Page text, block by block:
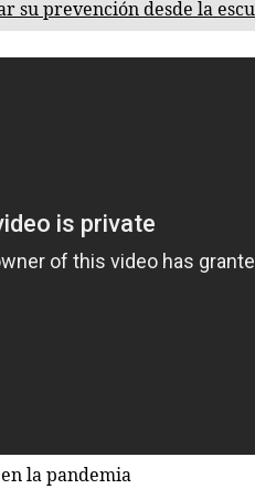
su prevención desde la
la pandemia